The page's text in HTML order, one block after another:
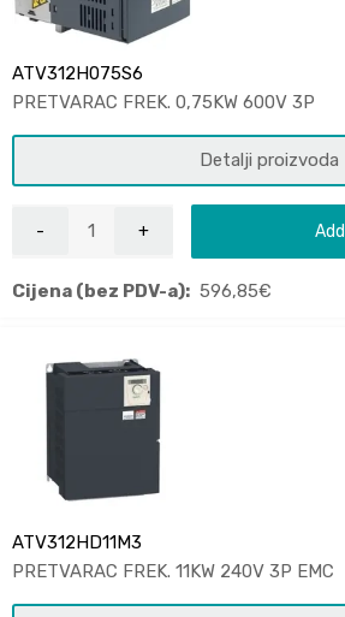
ATV312H075S6
PRETVARAC FREK. 0,75KW 600V 3P
Detalji proizvoda
Cijena (bez PDV-a): 596,85€
ATV312HD11M3
PRETVARAC FREK. 11KW 240V 3P EMC